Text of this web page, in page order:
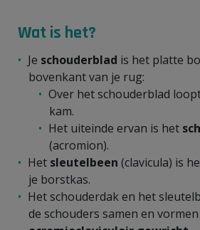
Wat is het?
Je schouderblad is het platte
bovenkant van je rug:
Over het schouderblad
kam.
Het uiteinde ervan is het
(acromion).
Het sleutelbeen (clavicula) is
je borstkas.
Het schouderdak en het
de schouders samen en